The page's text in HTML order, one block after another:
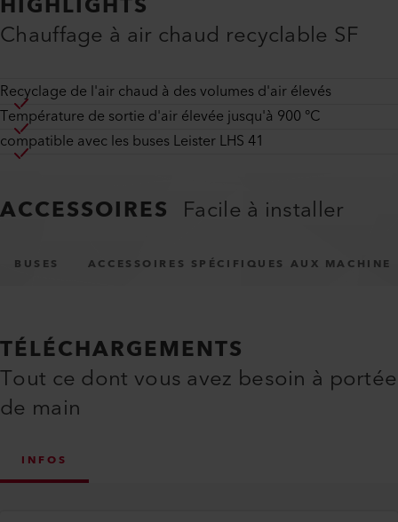
Chauffage à air chaud recyclable SF
Recyclage de l'air chaud à des volumes d'air élevés
Température de sortie d'air élevée jusqu'à 900 °C
compatible avec les buses Leister LHS 41
ACCESSOIRES Facile à installer
BUSES ACCESSOIRES SPÉCIFIQUES AUX MACHINE
TÉLÉCHARGEMENTS
Tout ce dont vous avez besoin à portée
de main
INFOS